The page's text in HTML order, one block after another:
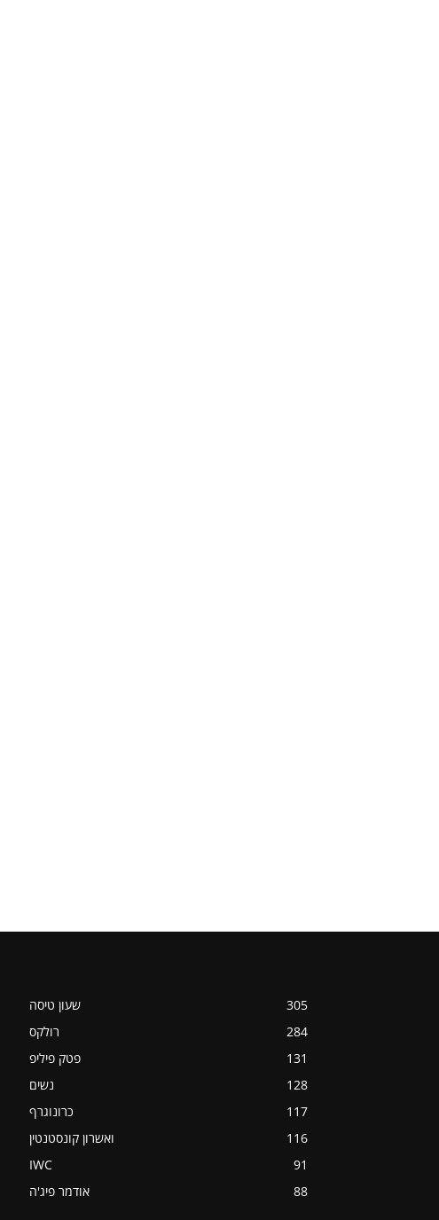
שעון טיסה
305
רולקס
284
פטק פיליפ
131
נשים
128
כרונוגרף
117
ואשרון קונסטנטין
116
IWC
91
אודמר פיג'ה
88